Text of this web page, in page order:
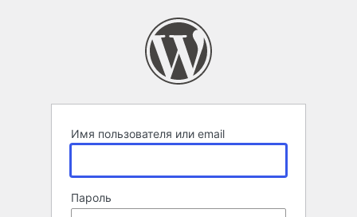
Имя пользователя или email
Пароль